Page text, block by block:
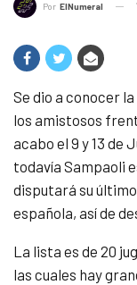
Por ElNumeral
Se dio a conocer
los amistosos
acabo el 9 y 13 de
todavía Sampaoli
disputará su
española, así de
La lista es de 20
las cuales hay